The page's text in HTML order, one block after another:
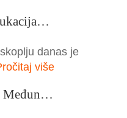
danas je
više
Međun…